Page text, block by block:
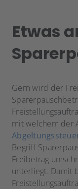
Etwas
Gern wird der
mit welchem der
Begriff
Freibetrag
unterliegt. Damit